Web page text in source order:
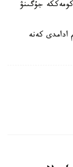
جۇگىنۋ
90 نان استام ادامدى كەنە